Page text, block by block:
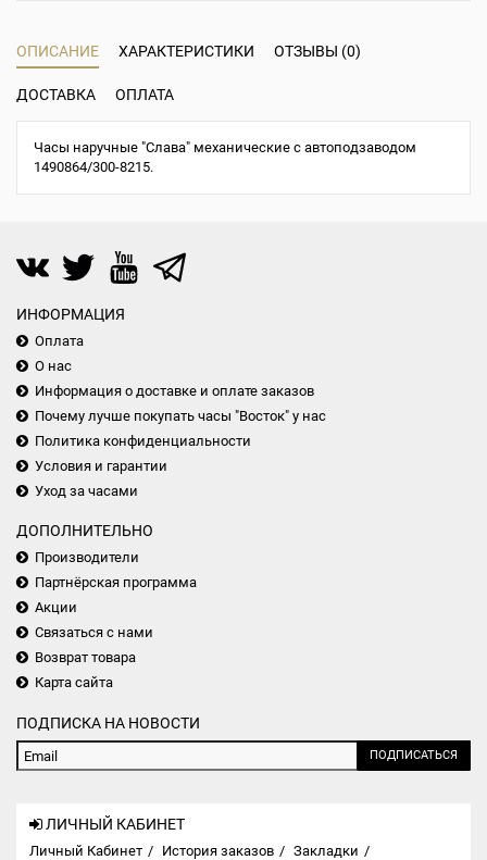
ОПИСАНИЕ ХАРАКТЕРИСТИКИ ОТЗЫВЫ (0)
ДОСТАВКА ОПЛАТА
Часы наручные "Слава" механические с автоподзаводом
1490864/300-8215.
ИНФОРМАЦИЯ
Оплата
О нас
Информация о доставке и оплате заказов
Почему лучше покупать часы "Восток" у нас
Политика конфиденциальности
Условия и гарантии
Уход за часами
ДОПОЛНИТЕЛЬНО
Производители
Партнёрская программа
Акции
Связаться с нами
Возврат товара
Карта сайта
ПОДПИСКА НА НОВОСТИ
ПОДПИСАТЬСЯ
ЛИЧНЫЙ КАБИНЕТ
Личный Кабинет История заказов Закладки